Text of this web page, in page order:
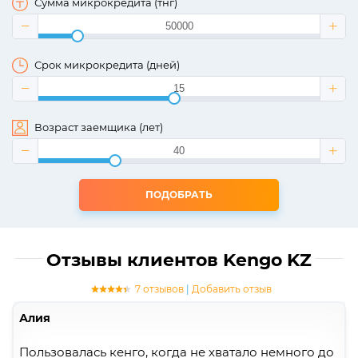
Срок микрокредита (дней)
Возраст заемщика (лет)
ПОДОБРАТЬ
Отзывы клиентов Kengo KZ
7 отзывов| Добавить отзыв
Алия
Пользовалась кенго, когда не хватало немного до